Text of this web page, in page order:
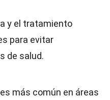
y el tratamiento
para evitar
de salud.
más común en áreas